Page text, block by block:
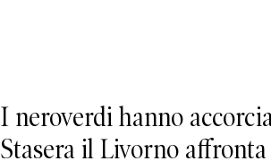
I neroverdi hanno
Stasera il Livorno